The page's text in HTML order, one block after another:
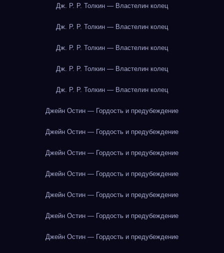
Дж. Р. Р. Толкин — Властелин колец
Дж. Р. Р. Толкин — Властелин колец
Дж. Р. Р. Толкин — Властелин колец
Дж. Р. Р. Толкин — Властелин колец
Дж. Р. Р. Толкин — Властелин колец
Джейн Остин — Гордость и предубеждение
Джейн Остин — Гордость и предубеждение
Джейн Остин — Гордость и предубеждение
Джейн Остин — Гордость и предубеждение
Джейн Остин — Гордость и предубеждение
Джейн Остин — Гордость и предубеждение
Джейн Остин — Гордость и предубеждение